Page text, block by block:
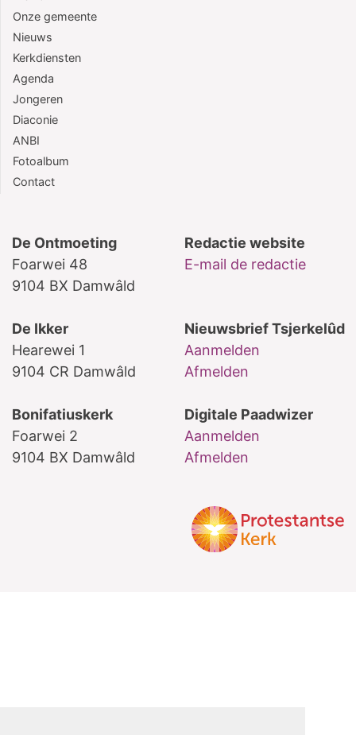
Onze gemeente
Nieuws
Kerkdiensten
Agenda
Jongeren
Diaconie
ANBI
Fotoalbum
Contact
De Ontmoeting
Foarwei 48
9104 BX Damwâld
Redactie website
E-mail de redactie
De Ikker
Hearewei 1
9104 CR Damwâld
Nieuwsbrief Tsjerkelûd
Aanmelden
Afmelden
Bonifatiuskerk
Foarwei 2
9104 BX Damwâld
Digitale Paadwizer
Aanmelden
Afmelden